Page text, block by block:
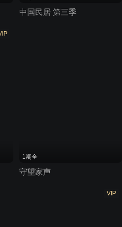
中国民居 第三季
1期全
守望家声
VIP